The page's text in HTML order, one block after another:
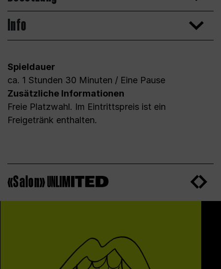
Info
Spieldauer
ca. 1 Stunden 30 Minuten / Eine Pause
Zusätzliche Informationen
Freie Platzwahl. Im Eintrittspreis ist ein
Freigetränk enthalten.
«Salon»